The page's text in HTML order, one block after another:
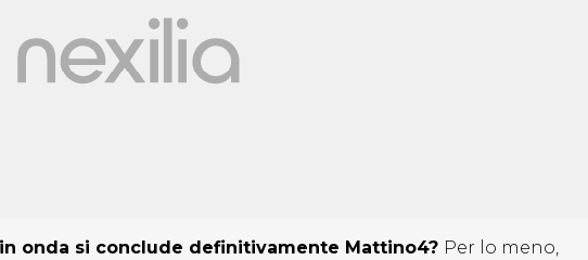
onda si conclude definitivamente Mattino4? Per lo meno,